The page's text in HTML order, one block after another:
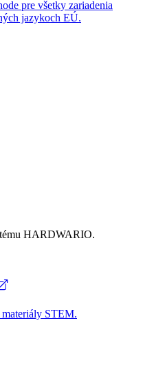
pre všetky zariadenia
jazykoch EÚ.
HARDWARIO.
STEM.